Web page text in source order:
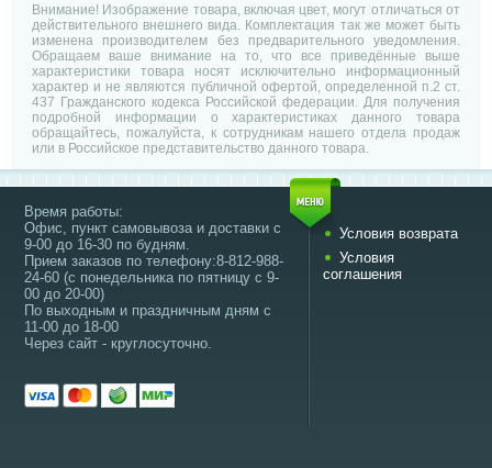
Внимание! Изображение товара, включая цвет, могут отличаться от
действительного внешнего вида. Комплектация так же может быть
изменена производителем без предварительного уведомления.
Обращаем ваше внимание на то, что все приведённые выше
характеристики товара носят исключительно информационный
характер и не являются публичной офертой, определенной п.2 ст.
437 Гражданского кодекса Российской федерации. Для получения
подробной информации о характеристиках данного товара
обращайтесь, пожалуйста, к сотрудникам нашего отдела продаж
или в Российское представительство данного товара.
Время работы:
Офис, пункт самовывоза и доставки с
9-00 до 16-30 по будням.
Прием заказов по телефону:8-812-988-
24-60 (с понедельника по пятницу с 9-
00 до 20-00)
По выходным и праздничным дням с
11-00 до 18-00
Через сайт - круглосуточно.
Условия возврата
Условия
соглашения